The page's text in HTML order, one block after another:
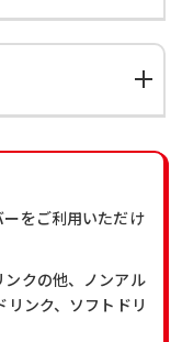
をご利用いただけ
クの他、ノンアル
ンク、ソフトドリ